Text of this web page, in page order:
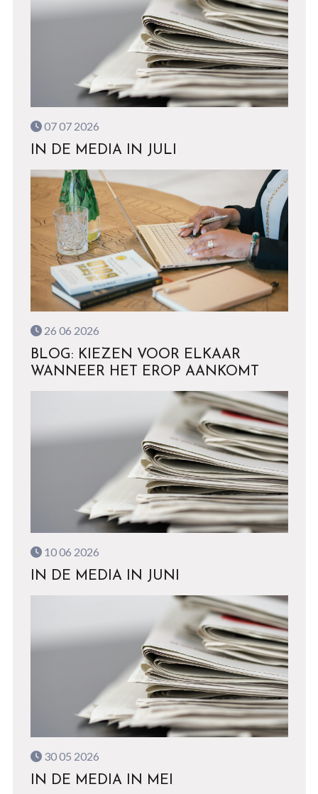
07 07 2026
IN DE MEDIA IN JULI
26 06 2026
BLOG: KIEZEN VOOR ELKAAR
WANNEER HET EROP AANKOMT
10 06 2026
IN DE MEDIA IN JUNI
30 05 2026
IN DE MEDIA IN MEI